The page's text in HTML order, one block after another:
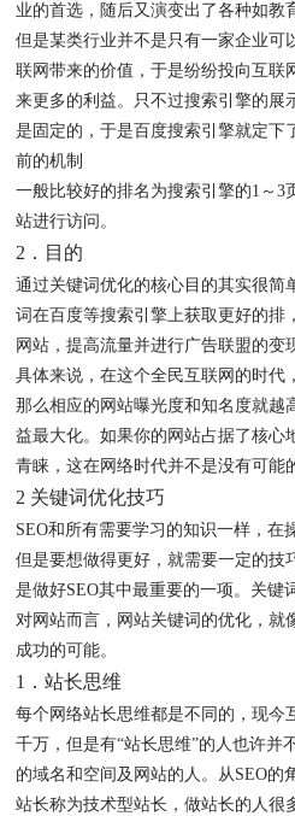
业的首选，随后又演变出了各种如教
但是某类行业并不是只有一家企业可
联网带来的价值，于是纷纷投向互联
来更多的利益。只不过搜索引擎的展
是固定的，于是百度搜索引擎就定下
前的机制
一般比较好的排名为搜索引擎的1～3
站进行访问。
2．目的
通过关键词优化的核心目的其实很简
词在百度等搜索引擎上获取更好的排
网站，提高流量并进行广告联盟的变
具体来说，在这个全民互联网的时代
那么相应的网站曝光度和知名度就越
益最大化。如果你的网站占据了核心
青睐，这在网络时代并不是没有可能
2 关键词优化技巧
SEO和所有需要学习的知识一样，在
但是要想做得更好，就需要一定的技
是做好SEO其中最重要的一项。关键
对网站而言，网站关键词的优化，就
成功的可能。
1．站长思维
每个网络站长思维都是不同的，现今
千万，但是有“站长思维”的人也许并
的域名和空间及网站的人。从SEO的
站长称为技术型站长，做站长的人很